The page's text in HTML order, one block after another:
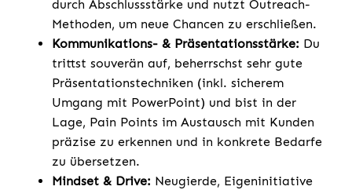
durch Abschlussstärke und nutzt Outreach-
Methoden, um neue Chancen zu erschließen.
Kommunikations- & Präsentationsstärke: Du
trittst souverän auf, beherrschst sehr gute
Präsentationstechniken (inkl. sicherem
Umgang mit PowerPoint) und bist in der
Lage, Pain Points im Austausch mit Kunden
präzise zu erkennen und in konkrete Bedarfe
zu übersetzen.
Mindset & Drive: Neugierde, Eigeninitiative